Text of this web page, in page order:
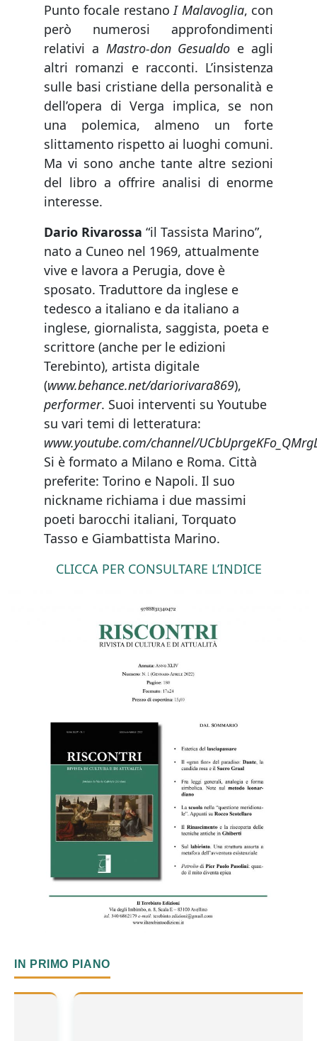
Punto focale restanoI Malavoglia, con
però numerosi approfondimenti
relativi a Mastro-don Gesualdo e agli
altri romanzi e racconti. L’insistenza
sulle basi cristiane della personalità e
dell’opera di Verga implica, se non
una polemica, almeno un forte
slittamento rispetto ai luoghi comuni.
Ma vi sono anche tante altre sezioni
del libro a offrire analisi di enorme
interesse.
Dario Rivarossa “il Tassista Marino”,
nato a Cuneo nel 1969, attualmente
vive e lavora a Perugia, dove è
sposato. Traduttore da inglese e
tedesco a italiano e da italiano a
inglese, giornalista, saggista, poeta e
scrittore (anche per le edizioni
Terebinto), artista digitale
(www.behance.net/dariorivara869),
performer. Suoi interventi su Youtube
su vari temi di letteratura:
www.youtube.com/channel/
Si è formato a Milano e Roma. Città
preferite: Torino e Napoli. Il suo
nickname richiama i due massimi
poeti barocchi italiani, Torquato
Tasso e Giambattista Marino.
CLICCA PER CONSULTARE L’INDICE
IN PRIMO PIANO